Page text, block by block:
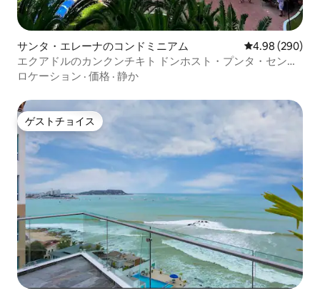
サンタ・エレーナのコンドミニアム レビュー290
4.98 (290)
エクアドルのカンクンチキト ドンホスト・プンタ・センテ
ィネラ
ロケーション · 価格 · 静か
ゲストチョイス
ゲストチョイス